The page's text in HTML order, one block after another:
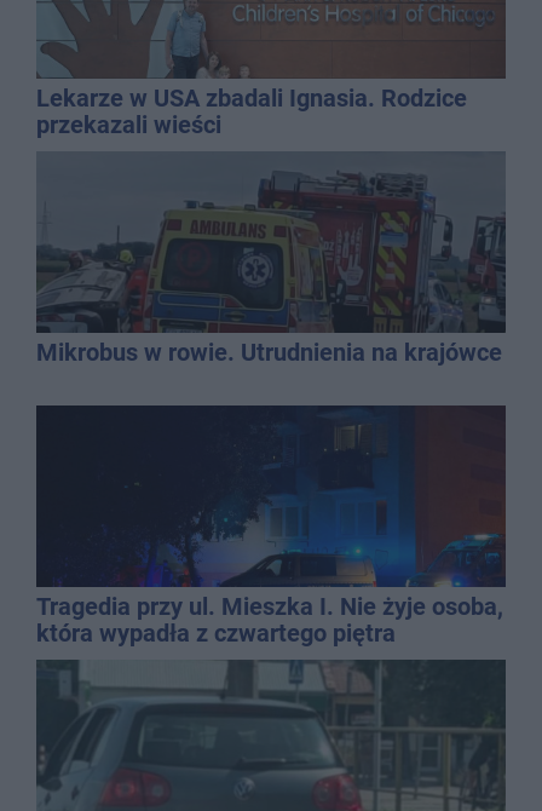
Lekarze w USA zbadali Ignasia. Rodzice
przekazali wieści
Mikrobus w rowie. Utrudnienia na krajówce
Tragedia przy ul. Mieszka I. Nie żyje osoba,
która wypadła z czwartego piętra